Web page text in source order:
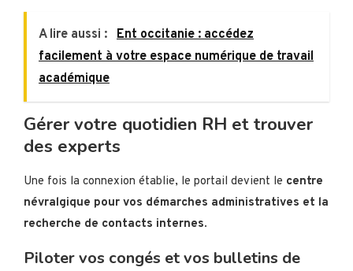
A lire aussi : Ent occitanie : accédez
facilement à votre espace numérique de travail
académique
Gérer votre quotidien RH et trouver
des experts
Une fois la connexion établie, le portail devient le centre
névralgique pour vos démarches administratives et la
recherche de contacts internes.
Piloter vos congés et vos bulletins de